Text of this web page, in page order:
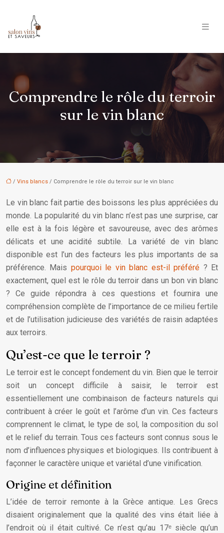
Comprendre le rôle du terroir
sur le vin blanc
/ Vins blancs / Comprendre le rôle du terroir sur le vin blanc
Le vin blanc fait partie des boissons les plus appréciées du
monde. La popularité du vin blanc n’est pas une surprise, car
elle est à la fois légère et savoureuse, avec des arômes
délicats et une acidité subtile. La variété de vin blanc
disponible est l’un des facteurs les plus importants de sa
préférence. Mais pourquoi le vin blanc est-il préféré ? Et
exactement, quel est le rôle du terroir dans un bon vin blanc
? Ce guide répondra à ces questions et fournira une
compréhension complète de l’importance de ce milieu fertile
et de l’utilisation judicieuse des variétés de raisin adaptées
aux terroirs.
Qu’est-ce que le terroir ?
Le terroir est le concept fondement du vin. Bien que le terroir
soit un concept difficile à saisir, le terroir est
essentiellement une combinaison de facteurs naturels qui
contribuent à créer le goût et l’arôme d’un vin. Ces facteurs
comprennent le climat, le type de sol, la composition du sol
et le relief du terrain. Tous ces facteurs sont connus sous le
nom d’influences physiques et biologiques. Ils contribuent à
façonner le caractère unique et variétal d’une vinification.
Origine et définition
L’idée de terroir remonte à la Grèce antique. Les Grecs
disaient originalement que la qualité des vins était liée à
l’endroit où il était cultivé. Ce n’est qu’au 17ᵉ siècle qu’un